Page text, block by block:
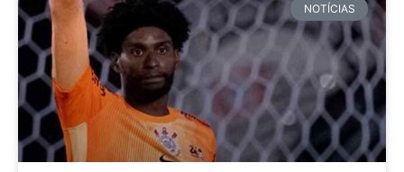
NOTÍCIAS